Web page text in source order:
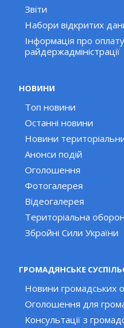
Звіти
Набори відкритих
Інформація про
райдержадміністрації
НОВИНИ
Топ новини
Останні новини
Новини
Анонси подій
Оголошення
Фотогалерея
Відеогалерея
Територіальна
Збройні Сили України
ГРОМАДЯНСЬКЕ
Новини громадських
Оголошення для
Консультації з